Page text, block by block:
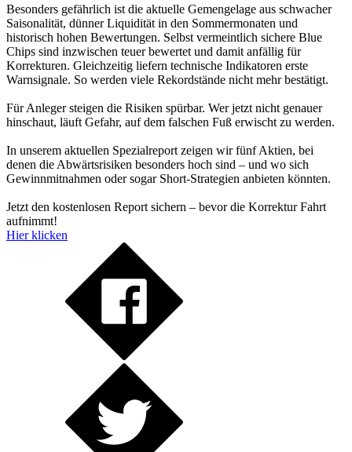
Besonders gefährlich ist die aktuelle Gemengelage aus schwacher
Saisonalität, dünner Liquidität in den Sommermonaten und
historisch hohen Bewertungen. Selbst vermeintlich sichere Blue
Chips sind inzwischen teuer bewertet und damit anfällig für
Korrekturen. Gleichzeitig liefern technische Indikatoren erste
Warnsignale. So werden viele Rekordstände nicht mehr bestätigt.
Für Anleger steigen die Risiken spürbar. Wer jetzt nicht genauer
hinschaut, läuft Gefahr, auf dem falschen Fuß erwischt zu werden.
In unserem aktuellen Spezialreport zeigen wir fünf Aktien, bei
denen die Abwärtsrisiken besonders hoch sind – und wo sich
Gewinnmitnahmen oder sogar Short-Strategien anbieten könnten.
Jetzt den kostenlosen Report sichern – bevor die Korrektur Fahrt
aufnimmt!
Hier klicken